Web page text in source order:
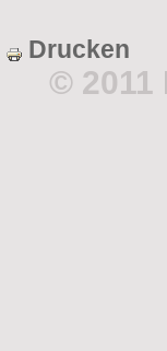
Drucken
© 2011